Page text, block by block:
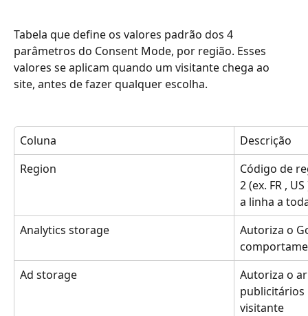
Tabela que define os valores padrão dos 4
parâmetros do Consent Mode, por região. Esses
valores se aplicam quando um visitante chega ao
site, antes de fazer qualquer escolha.
Coluna
Descrição
Region
Código de
2 (ex. FR ,
a linha a
Analytics storage
Autoriza o
Ad storage
Autoriza o
visitante